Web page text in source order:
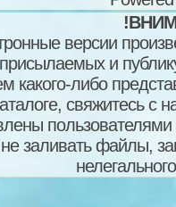
версии
присылаемых и
какого-либо
свяжитесь
пользователями
заливать файлы,